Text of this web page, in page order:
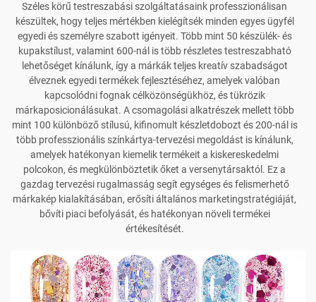
Széles körű testreszabási szolgáltatásaink professzionálisan
készültek, hogy teljes mértékben kielégítsék minden egyes ügyfél
egyedi és személyre szabott igényeit. Több mint 50 készülék- és
kupakstílust, valamint 600-nál is több részletes testreszabható
lehetőséget kínálunk, így a márkák teljes kreatív szabadságot
élveznek egyedi termékek fejlesztéséhez, amelyek valóban
kapcsolódni fognak célközönségükhöz, és tükrözik
márkaposicionálásukat. A csomagolási alkatrészek mellett több
mint 100 különböző stílusú, kifinomult készletdobozt és 200-nál is
több professzionális színkártya-tervezési megoldást is kínálunk,
amelyek hatékonyan kiemelik termékeit a kiskereskedelmi
polcokon, és megkülönböztetik őket a versenytársaktól. Ez a
gazdag tervezési rugalmasság segít egységes és felismerhető
márkakép kialakításában, erősíti általános marketingstratégiáját,
bővíti piaci befolyását, és hatékonyan növeli termékei
értékesítését.